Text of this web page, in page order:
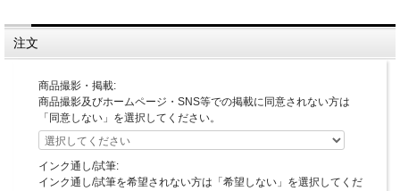
注文
商品撮影・掲載:
商品撮影及びホームページ・SNS等での掲載に同意されない方は
「同意しない」を選択してください。
インク通し/試筆:
インク通し/試筆を希望されない方は「希望しない」を選択してくだ